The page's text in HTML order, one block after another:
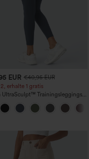
+10
EUR €40,95 EUR
erhalte 1 gratis
UltraSculpt™ Trainingsleggings
Bund – raffende Push-up-
Bauchkontrolle, Taschen und
Passform